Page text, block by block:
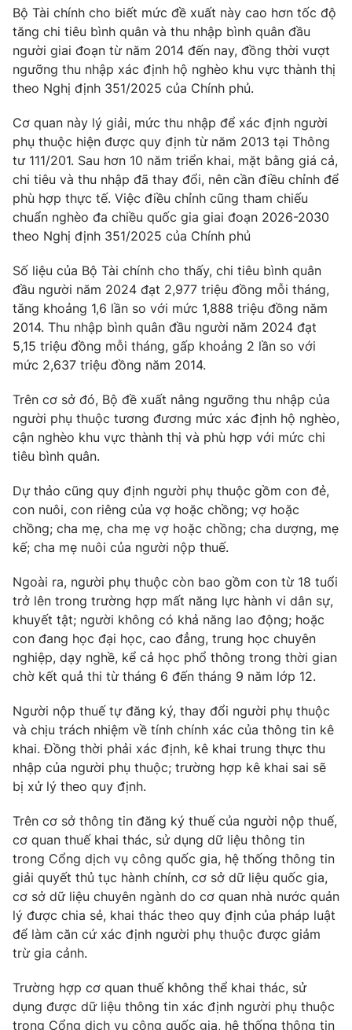
Hậu trường
Nhân vật
Khán giả
Điện ảnh
Âm nhạc
Sao
Đời sống
Du lịch
Làm đẹp
Chất lượng cuộc sống
Giáo dục
Tuyển sinh
Học trực tuyến
Công nghệ
Hitech Công nghệ tương lai
Sản phẩm
Thị trường
Giao lưu trực tuyến
Lịch phát sóng
Chuyên mục khác
Emagazine Podcast
Photo Infographic
Video Shorts video
VTV Money VTV Thể thao
VTV Sức khoẻ Bất động sản
Thị trường 24h Tấm lòng Việt
VTV4 Vươn mình bằng AI
VTV9 VTV8
Liên hệ tòa soạn English
THỜI BÁO VTV
Theo dõi báo trên
Cơ quan chủ quản:Đài Truyền hình Việt Nam
Cơ quan báo chí:Thời báo VTV
Giấy phép hoạt động báo in và báo điện tử số 483/GP-BTTTT
cấp ngày 29/12/2023
Tổng Biên tập:
Nguyễn Thị Mỹ Hạnh, Phạm Quốc Thắng,
Nguyễn Trọng Ninh
Tổng đài VTV: 024.38 355 931 - 024.38 355 932
Bộ Tài chính cho biết mức đề xuất này cao hơn tốc độ
tăng chi tiêu bình quân và thu nhập bình quân đầu
người giai đoạn từ năm 2014 đến nay, đồng thời vượt
ngưỡng thu nhập xác định hộ nghèo khu vực thành thị
theo Nghị định 351/2025 của Chính phủ.
Cơ quan này lý giải, mức thu nhập để xác định người
phụ thuộc hiện được quy định từ năm 2013 tại Thông
tư 111/201. Sau hơn 10 năm triển khai, mặt bằng giá cả,
chi tiêu và thu nhập đã thay đổi, nên cần điều chỉnh để
phù hợp thực tế. Việc điều chỉnh cũng tham chiếu
chuẩn nghèo đa chiều quốc gia giai đoạn 2026-2030
theo Nghị định 351/2025 của Chính phủ
Số liệu của Bộ Tài chính cho thấy, chi tiêu bình quân
đầu người năm 2024 đạt 2,977 triệu đồng mỗi tháng,
tăng khoảng 1,6 lần so với mức 1,888 triệu đồng năm
2014. Thu nhập bình quân đầu người năm 2024 đạt
5,15 triệu đồng mỗi tháng, gấp khoảng 2 lần so với
mức 2,637 triệu đồng năm 2014.
Trên cơ sở đó, Bộ đề xuất nâng ngưỡng thu nhập của
người phụ thuộc tương đương mức xác định hộ nghèo,
cận nghèo khu vực thành thị và phù hợp với mức chi
tiêu bình quân.
Dự thảo cũng quy định người phụ thuộc gồm con đẻ,
con nuôi, con riêng của vợ hoặc chồng; vợ hoặc
chồng; cha mẹ, cha mẹ vợ hoặc chồng; cha dượng, mẹ
kế; cha mẹ nuôi của người nộp thuế.
Ngoài ra, người phụ thuộc còn bao gồm con từ 18 tuổi
trở lên trong trường hợp mất năng lực hành vi dân sự,
khuyết tật; người không có khả năng lao động; hoặc
con đang học đại học, cao đẳng, trung học chuyên
nghiệp, dạy nghề, kể cả học phổ thông trong thời gian
chờ kết quả thi từ tháng 6 đến tháng 9 năm lớp 12.
Người nộp thuế tự đăng ký, thay đổi người phụ thuộc
và chịu trách nhiệm về tính chính xác của thông tin kê
khai. Đồng thời phải xác định, kê khai trung thực thu
nhập của người phụ thuộc; trường hợp kê khai sai sẽ
bị xử lý theo quy định.
Trên cơ sở thông tin đăng ký thuế của người nộp thuế,
cơ quan thuế khai thác, sử dụng dữ liệu thông tin
trong Cổng dịch vụ công quốc gia, hệ thống thông tin
giải quyết thủ tục hành chính, cơ sở dữ liệu quốc gia,
cơ sở dữ liệu chuyên ngành do cơ quan nhà nước quản
lý được chia sẻ, khai thác theo quy định của pháp luật
để làm căn cứ xác định người phụ thuộc được giảm
trừ gia cảnh.
Trường hợp cơ quan thuế không thể khai thác, sử
dụng được dữ liệu thông tin xác định người phụ thuộc
trong Cổng dịch vụ công quốc gia, hệ thống thông tin